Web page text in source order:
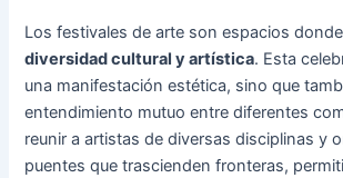
Los festivales de arte son espacios
diversidad cultural y artística. Esta
una manifestación estética, sino que
entendimiento mutuo entre diferentes
reunir a artistas de diversas disciplinas y
puentes que trascienden fronteras,